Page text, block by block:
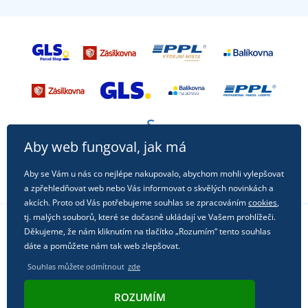
Sledujte nás na sociálních sítích
Aby web fungoval, jak má
Aby se Vám u nás co nejlépe nakupovalo, abychom mohli vylepšovat
a zpřehledňovat web nebo Vás informovat o skvělých novinkách a
akcích. Proto od Vás potřebujeme souhlas se zpracovánímcookies,
tj. malých souborů, které se dočasně ukládají ve Vašem prohlížeči.
Děkujeme, že nám kliknutím na tlačítko „Rozumím“ tento souhlas
dáte a pomůžete nám tak web zlepšovat.
Souhlas můžete odmítnout zde
ROZUMÍM